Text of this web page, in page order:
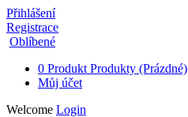
Přihlášení
Registrace
Oblíbené
0 Produkt Produkty (Prázdné)
Můj účet
Welcome Login